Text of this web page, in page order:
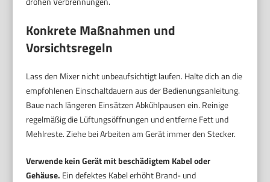
Konkrete Maßnahmen und
Vorsichtsregeln
Lass den Mixer nicht unbeaufsichtigt laufen. Halte dich an die
empfohlenen Einschaltdauern aus der Bedienungsanleitung.
Baue nach längeren Einsätzen Abkühlpausen ein. Reinige
regelmäßig die Lüftungsöffnungen und entferne Fett und
Mehlreste. Ziehe bei Arbeiten am Gerät immer den Stecker.
Verwende kein Gerät mit beschädigtem Kabel oder
Gehäuse. Ein defektes Kabel erhöht Brand- und